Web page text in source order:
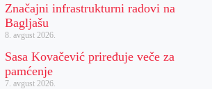
Značajni infrastrukturni radovi na
Bagljašu
8. avgust 2026.
Sasa Kovačević priređuje veče za
pamćenje
7. avgust 2026.